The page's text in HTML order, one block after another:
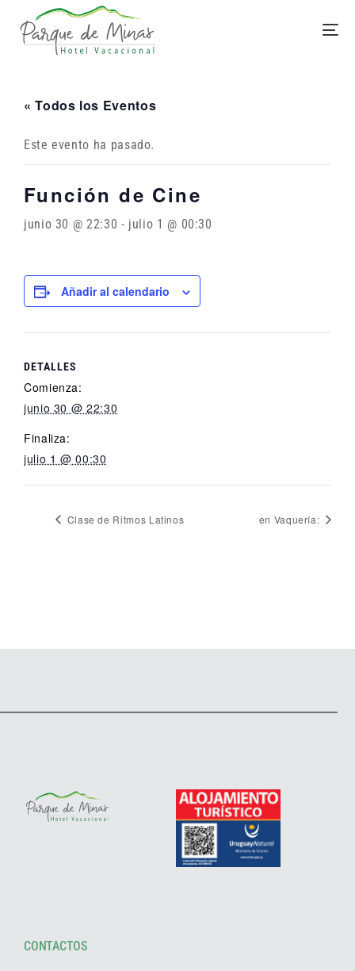
« Todos los Eventos
Este evento ha pasado.
Función de Cine
junio 30 @ 22:30 - julio 1 @ 00:30
Añadir al calendario
DETALLES
Comienza:
junio 30 @ 22:30
Finaliza:
julio 1 @ 00:30
Clase de Ritmos Latinos en Vaquería:
CONTACTOS